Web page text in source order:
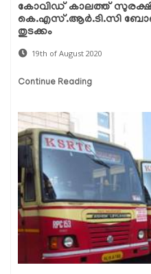
കോവിഡ് കാലത്ത്
കെ.എസ്.ആര്‍.ടി.സി
തുടക്കം
19th of August 2020
Continue Reading